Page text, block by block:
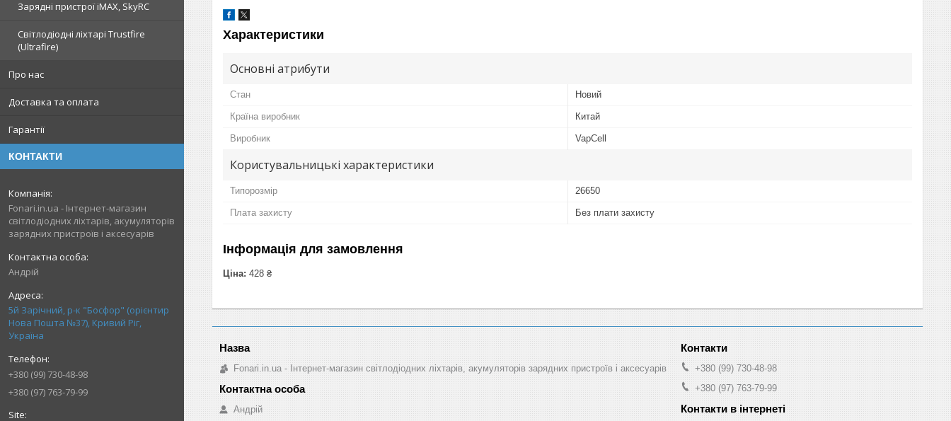
Зарядні пристрої iMAX, SkyRC
Світлодіодні ліхтарі Trustfire
(Ultrafire)
Про нас
Доставка та оплата
Гарантії
КОНТАКТИ
Fonari.in.ua - Інтернет-магазин
світлодіодних ліхтарів, акумуляторів
зарядних пристроїв і аксесуарів
Андрій
5й Зарічний, р-к "Босфор" (орієнтир
Нова Пошта №37), Кривий Ріг,
Україна
+380 (99) 730-48-98
+380 (97) 763-79-99
Характеристики
Основні атрибути
Стан Новий
Країна виробник Китай
Виробник VapCell
Користувальницькі характеристики
Типорозмір 26650
Плата захисту Без плати захисту
Інформація для замовлення
Ціна: 428 ₴
Fonari.in.ua - Інтернет-магазин світлодіодних ліхтарів, акумуляторів зарядних пристроїв і аксесуарів
Андрій
+380 (99) 730-48-98
+380 (97) 763-79-99